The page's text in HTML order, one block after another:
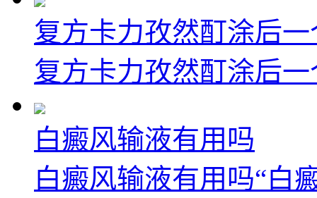
复方卡力孜然酊涂后一
复方卡力孜然酊涂后
白癜风输液有用吗
白癜风输液有用吗“白